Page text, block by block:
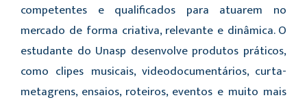
competentes e qualificados para atuarem no
mercado de forma criativa, relevante e dinâmica. O
estudante do Unasp desenvolve produtos práticos,
como clipes musicais, videodocumentários, curta-
metagrens, ensaios, roteiros, eventos e muito mais